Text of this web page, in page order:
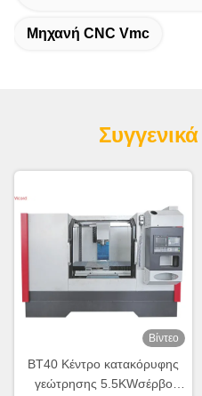
Μηχανή CNC Vmc
Βίντεο
BT40 Κέντρο κατακόρυφης
γεώτρησης 5.5KWσέρβο